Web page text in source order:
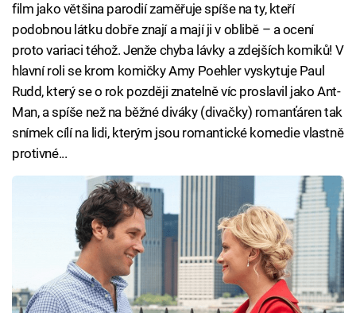
film jako většina parodií zaměřuje spíše na ty, kteří
podobnou látku dobře znají a mají ji v oblibě – a ocení
proto variaci téhož. Jenže chyba lávky a zdejších komiků! V
hlavní roli se krom komičky Amy Poehler vyskytuje Paul
Rudd, který se o rok později znatelně víc proslavil jako Ant-
Man, a spíše než na běžné diváky (divačky) romanťáren tak
snímek cílí na lidi, kterým jsou romantické komedie vlastně
protivné...